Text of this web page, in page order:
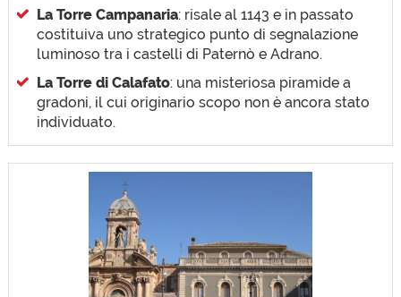
La Torre Campanaria: risale al 1143 e in passato
costituiva uno strategico punto di segnalazione
luminoso tra i castelli di Paternò e Adrano.
La Torre di Calafato: una misteriosa piramide a
gradoni, il cui originario scopo non è ancora stato
individuato.